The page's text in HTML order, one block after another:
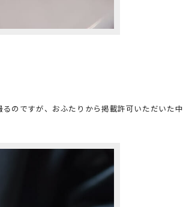
のですが、おふたりから掲載許可いただいた中